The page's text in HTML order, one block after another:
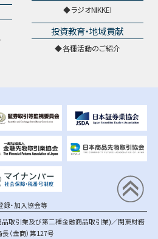
ラジオNIKKEI
投資教育・地域貢献
各種活動のご紹介
録・加入協会等
取引業及び第二種金融商品取引業)／関東財務
長（金商）第127号